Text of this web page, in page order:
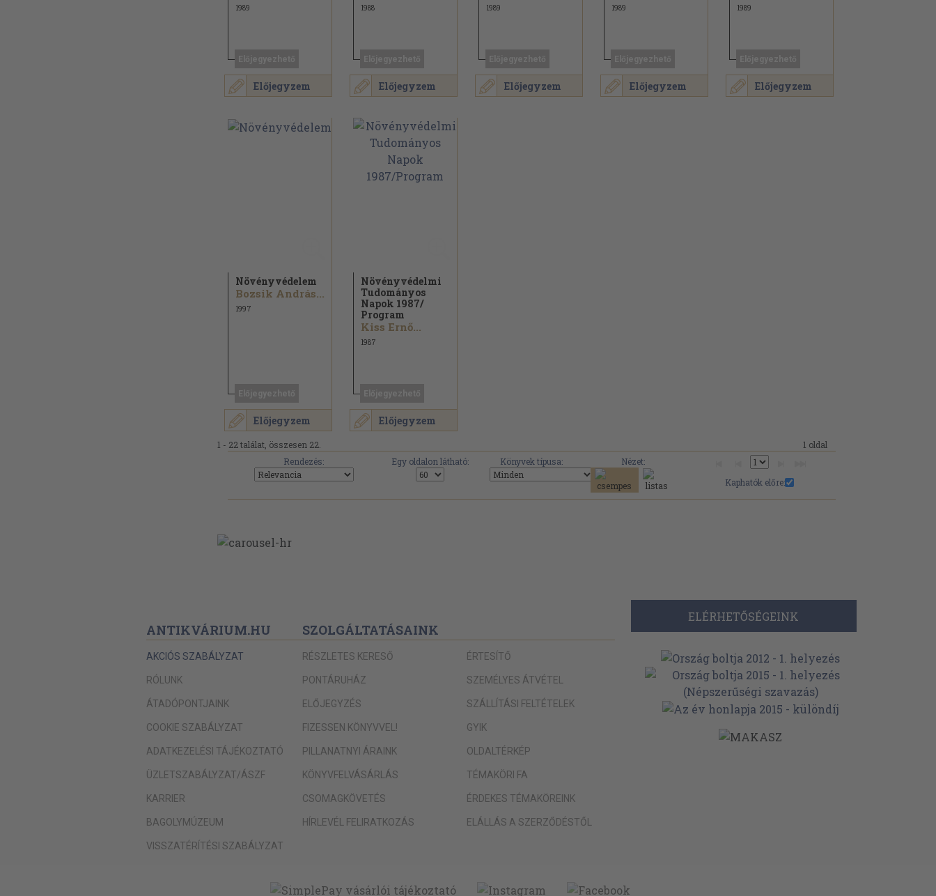
Előjegyzem
1989
Előjegyzem
1988
Előjegyzem
1989
Előjegyzem
1989
Előjegyzem
1989
Előjegyzem
Növényvédelem
Bozsik András...
1997
Előjegyzem
Növényvédelmi
Tudományos
Napok 1987/
Program
Kiss Ernő...
1987
1 - 22 találat, összesen 22.
1 oldal
Rendezés:
Egy oldalon látható: Könyvek típusa:
Nézet:
Kaphatók előre:
ANTIKVÁRIUM.HU
AKCIÓS SZABÁLYZAT
RÓLUNK
ÁTADÓPONTJAINK
COOKIE SZABÁLYZAT
ADATKEZELÉSI TÁJÉKOZTATÓ
ÜZLETSZABÁLYZAT/ÁSZF
KARRIER
BAGOLYMÚZEUM
VISSZATÉRÍTÉSI SZABÁLYZAT
SZOLGÁLTATÁSAINK
RÉSZLETES KERESŐ
PONTÁRUHÁZ
ELŐJEGYZÉS
FIZESSEN KÖNYVVEL!
PILLANATNYI ÁRAINK
KÖNYVFELVÁSÁRLÁS
CSOMAGKÖVETÉS
HÍRLEVÉL FELIRATKOZÁS
ÉRTESÍTŐ
SZEMÉLYES ÁTVÉTEL
SZÁLLÍTÁSI FELTÉTELEK
GYIK
OLDALTÉRKÉP
TÉMAKÖRI FA
ÉRDEKES TÉMAKÖREINK
ELÁLLÁS A SZERZŐDÉSTŐL
ELÉRHETŐSÉGEINK